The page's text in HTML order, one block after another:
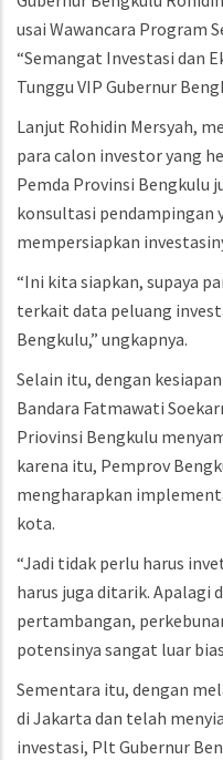
usai Wawancara Program
“Semangat Investasi dan
Tunggu VIP Gubernur
Lanjut Rohidin Mersyah,
para calon investor yang
Pemda Provinsi Bengkulu
konsultasi pendampingan
mempersiapkan
“Ini kita siapkan, supaya
terkait data peluang
Bengkulu,” ungkapnya.
Selain itu, dengan
Bandara Fatmawati
Priovinsi Bengkulu
karena itu, Pemprov
mengharapkan
kota.
“Jadi tidak perlu harus
harus juga ditarik. Apalagi
pertambangan,
potensinya sangat luar
Sementara itu, dengan
di Jakarta dan telah
investasi, Plt Gubernur